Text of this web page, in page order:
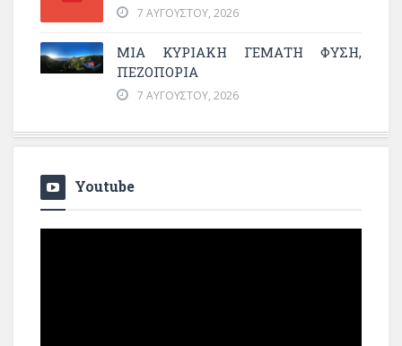
7 ΑΥΓΟΎΣΤΟΥ, 2026
ΜΙΑ ΚΥΡΙΑΚΉ ΓΕΜΆΤΗ ΦΎΣΗ,
ΠΕΖΟΠΟΡΊΑ
7 ΑΥΓΟΎΣΤΟΥ, 2026
Youtube